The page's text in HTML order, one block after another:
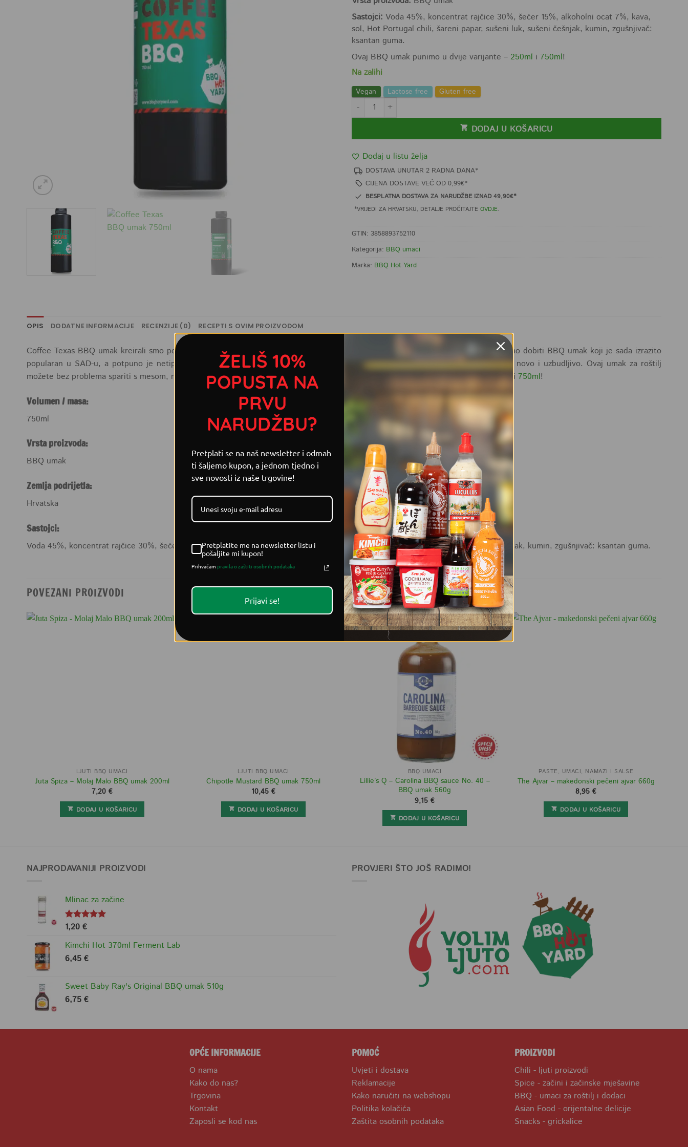
Sastojci: Voda 45%, koncentrat rajčice 30%, šećer 15%, alkoholni ocat 7%, kava,
sol, Hot Portugal chili, šareni papar, sušeni luk, sušeni češnjak, kumin, zgušnjivač:
ksantan guma.
Ovaj BBQ umak punimo u dvije varijante – 250ml i 750ml!
Na zalihi
Vegan Lactose free
Gluten free
Coffee Texas BBQ umak 750ml količina
DODAJ U KOŠARICU
Dodaj u listu želja
DOSTAVA UNUTAR 2 RADNA DANA*
CIJENA DOSTAVE VEĆ OD 0,99€*
BESPLATNA DOSTAVA ZA NARUDŽBE IZNAD 49,90€*
*VRIJEDI ZA HRVATSKU, DETALJE PROČITAJTE OVDJE.
GTIN: 3858893752110
Kategorija: BBQ umaci
Marka: BBQ Hot Yard
OPIS DODATNE INFORMACIJE RECENZIJE (0) RECEPTI S OVIM PROIZVODOM
Coffee Texas BBQ umak kreirali smo pod BBQ Hot Yard brendom jer je nešto potpuno suprotno onom što inače radimo. Htjeli smo dobiti BBQ umak koji je sada izrazito
popularan u SAD-u, a potpuno je netipičan jer sadrži kavu. On je blago pikantan, a bit će idealan onima koji žele probati nešto novo i uzbudljivo. Ovaj umak za roštilj
možete bez problema spariti s mesom, no ne morate se zadržavati samo na tome! Ovaj BBQ umak punimo u dvije varijante –250mli 750ml!
Volumen / masa:
750ml
Vrsta proizvoda:
BBQ umak
Zemlja podrijetla:
Hrvatska
Sastojci:
Voda 45%, koncentrat rajčice 30%, šećer 15%, alkoholni ocat 7%, kava, sol, Hot Portugal chili, šareni papar, sušeni luk, sušeni češnjak, kumin, zgušnjivač: ksantan guma.
POVEZANI PROIZVODI
LJUTI BBQ UMACI
Juta Spiza – Molaj Malo BBQ umak 200ml
7,20 €
DODAJ U KOŠARICU
LJUTI BBQ UMACI
Chipotle Mustard BBQ umak 750ml
10,45 €
DODAJ U KOŠARICU
BBQ UMACI
Lillie’s Q – Carolina BBQ sauce No. 40 –
BBQ umak 560g
9,15 €
DODAJ U KOŠARICU
PASTE, UMACI, NAMAZI I SALSE
The Ajvar – makedonski pečeni ajvar 660g
8,95 €
DODAJ U KOŠARICU
NAJPRODAVANIJI PROIZVODI
Mlinac za začine
Ocjenjeno
1,20 €
Kimchi Hot 370ml Ferment Lab
6,45 €
Sweet Baby Ray's Original BBQ umak 510g
6,75 €
PROVJERI ŠTO JOŠ RADIMO!
OPĆE INFORMACIJE
O nama
Kako do nas?
Trgovina
Kontakt
Zaposli se kod nas
POMOĆ
Uvjeti i dostava
Reklamacije
Kako naručiti na webshopu
Politika kolačića
Zaštita osobnih podataka
PROIZVODI
Chili - ljuti proizvodi
Spice - začini i začinske mješavine
BBQ - umaci za roštilj i dodaci
Asian Food - orijentalne delicije
Snacks - grickalice
ŽELIŠ 10%
POPUSTA NA
PRVU
NARUDŽBU?
Pretplati se na naš newsletter i odmah
ti šaljemo kupon, a jednom tjedno i
sve novosti iz naše trgovine!
Pretplatite me na newsletter listu i
pošaljite mi kupon!
Prihvaćam pravila o zaštiti osobnih podataka
Prijavi se!